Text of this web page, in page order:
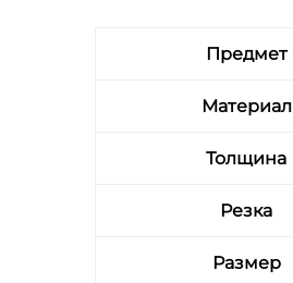
Предмет
Материал
Толщина
Резка
Размер